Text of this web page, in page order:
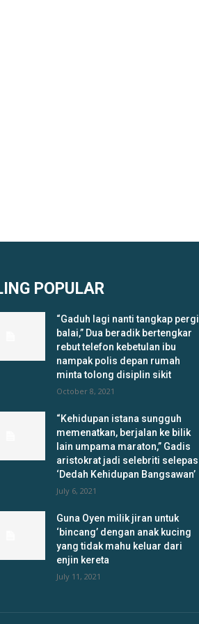
POPULAR
“Gaduh lagi nanti tangkap pergi
balai,” Dua beradik bertengkar
rebut telefon kebetulan ibu
nampak polis depan rumah
minta tolong disiplin sikit
October 8, 2021
“Kehidupan istana sungguh
memenatkan, berjalan ke bilik
lain umpama maraton,” Gadis
aristokrat jadi selebriti selepas
‘Dedah Kehidupan Bangsawan’
July 6, 2021
Guna Oyen milik jiran untuk
‘bincang’ dengan anak kucing
yang tidak mahu keluar dari
enjin kereta
July 11, 2021